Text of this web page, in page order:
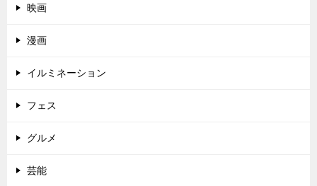
映画
漫画
イルミネーション
フェス
グルメ
芸能